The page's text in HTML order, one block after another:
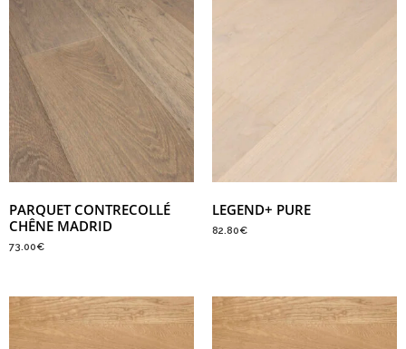
PARQUET CONTRECOLLÉ
CHÊNE MADRID
73.00€
LEGEND+ PURE
82.80€